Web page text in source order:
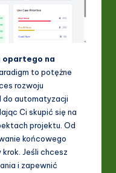
opartego na
to potężne
rozwoju
do automatyzacji
Ci skupić się na
projektu. Od
końcowego
Jeśli chcesz
i zapewnić